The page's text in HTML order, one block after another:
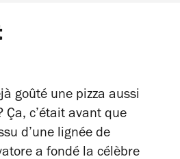
goûté une pizza aussi
Ça, c’était avant que
d’une lignée de
a fondé la célèbre